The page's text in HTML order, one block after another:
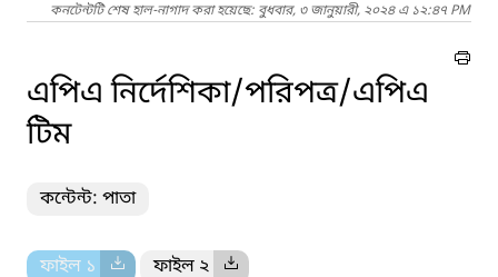
কনটেন্টটি শেষ হাল-নাগাদ করা হয়েছে: বুধবার, ৩ জানুয়ারী, ২০২৪ এ ১২:৪৭ PM
এপিএ নির্দেশিকা/পরিপত্র/এপিএ
টিম
কন্টেন্ট: পাতা
ফাইল ১ ফাইল ২